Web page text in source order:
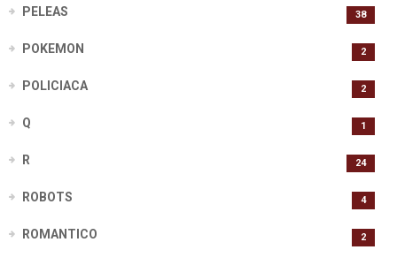
PELEAS 38
POKEMON 2
POLICIACA 2
Q 1
R 24
ROBOTS 4
ROMANTICO 2